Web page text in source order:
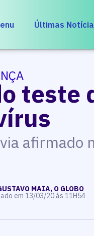
Últimas
teste
afirmado
MAIA, O GLOBO
em 13/03/20 às 11H54